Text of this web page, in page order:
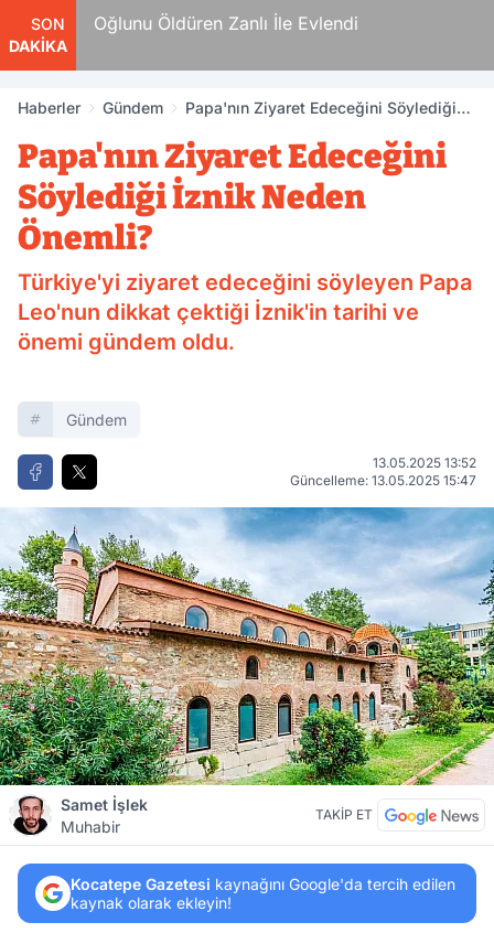
SON
DAKİKA
Oğlunu Öldüren Zanlı İle Evlendi
Haberler Gündem
Papa'nın Ziyaret Edeceğini Söylediği
Papa'nın Ziyaret Edeceğini
Söylediği İznik Neden
Önemli?
Türkiye'yi ziyaret edeceğini söyleyen Papa
Leo'nun dikkat çektiği İznik'in tarihi ve
önemi gündem oldu.
Gündem
13.05.2025 13:52
Güncelleme: 13.05.2025 15:47
Samet İşlek
Muhabir
TAKİP ET
Kocatepe Gazetesi kaynağını Google'da tercih edilen
kaynak olarak ekleyin!